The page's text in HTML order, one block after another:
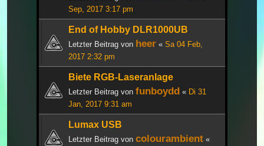
Sep, 2017 3:17 pm
End of Hobby DLR1000UB
Letzter Beitrag von heer « Sa 04 Feb,
2017 2:32 pm
Biete RGB-Laseranlage
Letzter Beitrag von funboydd « Di 31
Jan, 2017 9:31 am
Lumax USB
Letzter Beitrag von colourambient «